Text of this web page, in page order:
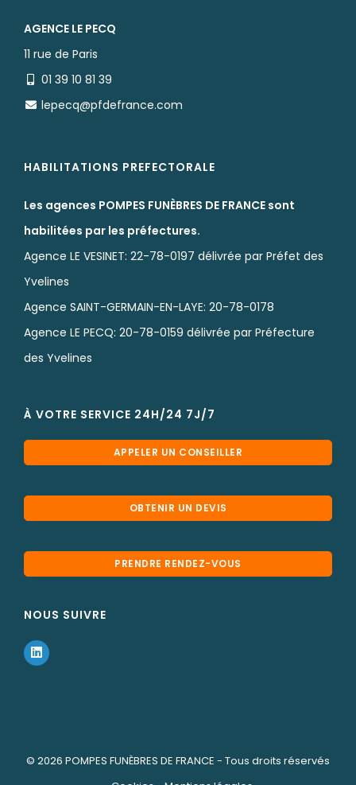
AGENCE LE PECQ
11 rue de Paris
01 39 10 81 39
lepecq@pfdefrance.com
HABILITATIONS PREFECTORALE
Les agences POMPES FUNÈBRES DE FRANCE sont
habilitées par les préfectures.
Agence LE VESINET: 22-78-0197 délivrée par Préfet des
Yvelines
Agence SAINT-GERMAIN-EN-LAYE: 20-78-0178
Agence LE PECQ: 20-78-0159 délivrée par Préfecture
des Yvelines
À VOTRE SERVICE 24H/24 7J/7
APPELER UN CONSEILLER
OBTENIR UN DEVIS
PRENDRE RENDEZ-VOUS
NOUS SUIVRE
© 2026 POMPES FUNÈBRES DE FRANCE - Tous droits réservés